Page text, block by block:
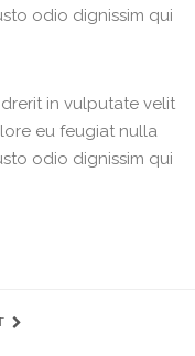
odio dignissim qui
in vulputate velit
eu feugiat nulla
odio dignissim qui